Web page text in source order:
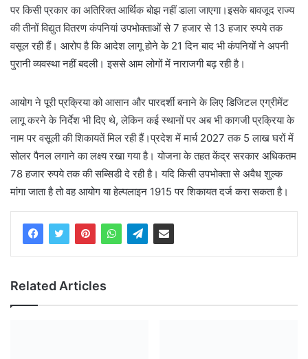
पर किसी प्रकार का अतिरिक्त आर्थिक बोझ नहीं डाला जाएगा।इसके बावजूद राज्य
की तीनों विद्युत वितरण कंपनियां उपभोक्ताओं से 7 हजार से 13 हजार रुपये तक
वसूल रही हैं। आरोप है कि आदेश लागू होने के 21 दिन बाद भी कंपनियों ने अपनी
पुरानी व्यवस्था नहीं बदली। इससे आम लोगों में नाराजगी बढ़ रही है।
आयोग ने पूरी प्रक्रिया को आसान और पारदर्शी बनाने के लिए डिजिटल एग्रीमेंट
लागू करने के निर्देश भी दिए थे, लेकिन कई स्थानों पर अब भी कागजी प्रक्रिया के
नाम पर वसूली की शिकायतें मिल रही हैं।प्रदेश में मार्च 2027 तक 5 लाख घरों में
सोलर पैनल लगाने का लक्ष्य रखा गया है। योजना के तहत केंद्र सरकार अधिकतम
78 हजार रुपये तक की सब्सिडी दे रही है। यदि किसी उपभोक्ता से अवैध शुल्क
मांगा जाता है तो वह आयोग या हेल्पलाइन 1915 पर शिकायत दर्ज करा सकता है।
Related Articles